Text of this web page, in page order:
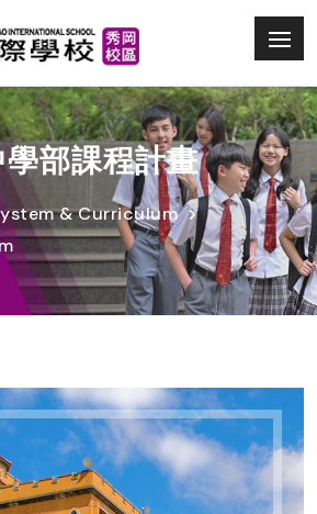
部課程計畫
& Curriculum